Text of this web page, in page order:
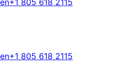
+1 805 618 2115
+1 805 618 2115